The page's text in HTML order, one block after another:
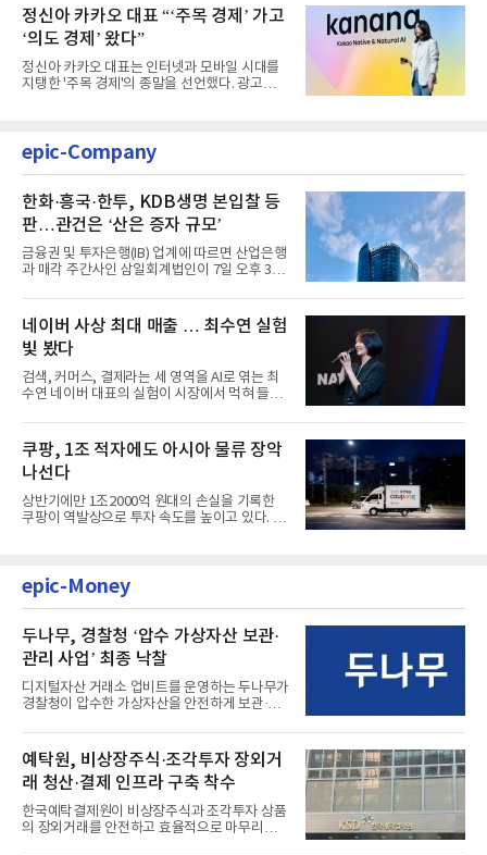
정신아 카카오 대표 “‘주목 경제’ 가고
‘의도 경제’ 왔다”
정신아 카카오 대표는 인터넷과 모바일 시대를
지탱한 '주목 경제'의 종말을 선언했다. 광고를
epic-Company
한화·흥국·한투, KDB생명 본입찰 등
판…관건은 ‘산은 증자 규모’
금융권 및 투자은행(IB) 업계에 따르면 산업은행
과 매각 주간사인 삼일회계법인이 7일 오후 3시
네이버 사상 최대 매출 … 최수연 실험
빛 봤다
검색, 커머스, 결제라는 세 영역을 AI로 엮는 최
수연 네이버 대표의 실험이 시장에서 먹혀 들어
쿠팡, 1조 적자에도 아시아 물류 장악
나선다
상반기에만 1조2000억 원대의 손실을 기록한
쿠팡이 역발상으로 투자 속도를 높이고 있다. 이
epic-Money
두나무, 경찰청 ‘압수 가상자산 보관·
관리 사업’ 최종 낙찰
디지털자산 거래소 업비트를 운영하는 두나무가
경찰청이 압수한 가상자산을 안전하게 보관·관
예탁원, 비상장주식·조각투자 장외거
래 청산·결제 인프라 구축 착수
한국예탁결제원이 비상장주식과 조각투자 상품
의 장외거래를 안전하고 효율적으로 마무리하기